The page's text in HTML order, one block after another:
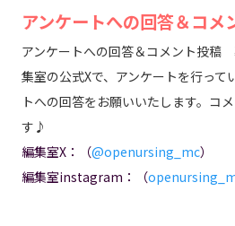
アンケートへの回答＆コメ
アンケートへの回答＆コメント投稿
集室の公式Xで、アンケートを行っ
トへの回答をお願いいたします。コ
す♪
編集室X：（@openursing_mc）
編集室instagram：（